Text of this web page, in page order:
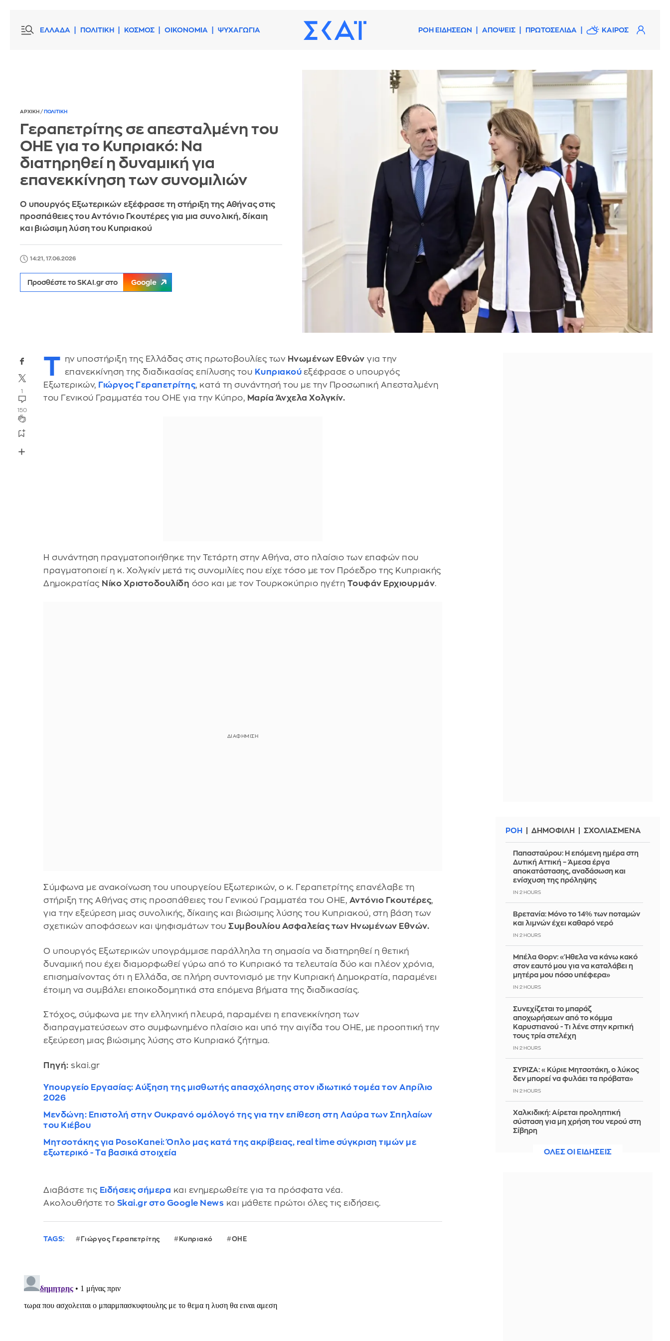
ΕΛΛΑΔΑ ΠΟΛΙΤΙΚΗ ΚΟΣΜΟΣ ΟΙΚΟΝΟΜΙΑ ΨΥΧΑΓΩΓΙΑ ΡΟΗ ΕΙΔΗΣΕΩΝ ΑΠΟΨΕΙΣ ΠΡΩΤΟΣΕΛΙΔΑ ΚΑΙΡΟΣ
ΑΡΧΙΚΗ / ΠΟΛΙΤΙΚΗ
Γεραπετρίτης σε απεσταλμένη του
ΟΗΕ για το Κυπριακό: Να
διατηρηθεί η δυναμική για
επανεκκίνηση των συνομιλιών
Ο υπουργός Εξωτερικών εξέφρασε τη στήριξη της Αθήνας στις
προσπάθειες του Αντόνιο Γκουτέρες για μια συνολική, δίκαιη
και βιώσιμη λύση του Κυπριακού
14:21, 17.06.2026
Προσθέστε το SKAI.gr στο Google
1
150
Τ ην υποστήριξη της Ελλάδας στις πρωτοβουλίες των Ηνωμένων Εθνών για την
επανεκκίνηση της διαδικασίας επίλυσης του Κυπριακού εξέφρασε ο υπουργός
Εξωτερικών, Γιώργος Γεραπετρίτης, κατά τη συνάντησή του με την Προσωπική Απεσταλμένη
του Γενικού Γραμματέα του ΟΗΕ για την Κύπρο, Μαρία Άνχελα Χολγκίν.
Η συνάντηση πραγματοποιήθηκε την Τετάρτη στην Αθήνα, στο πλαίσιο των επαφών που
πραγματοποιεί η κ. Χολγκίν μετά τις συνομιλίες που είχε τόσο με τον Πρόεδρο της Κυπριακής
Δημοκρατίας Νίκο Χριστοδουλίδη όσο και με τον Τουρκοκύπριο ηγέτη Τουφάν Ερχιουρμάν.
Σύμφωνα με ανακοίνωση του υπουργείου Εξωτερικών, ο κ. Γεραπετρίτης επανέλαβε τη
στήριξη της Αθήνας στις προσπάθειες του Γενικού Γραμματέα του ΟΗΕ, Αντόνιο Γκουτέρες,
για την εξεύρεση μιας συνολικής, δίκαιης και βιώσιμης λύσης του Κυπριακού, στη βάση των
σχετικών αποφάσεων και ψηφισμάτων τουΣυμβουλίου Ασφαλείας των Ηνωμένων Εθνών.
Ο υπουργός Εξωτερικών υπογράμμισε παράλληλα τη σημασία να διατηρηθεί η θετική
δυναμική που έχει διαμορφωθεί γύρω από το Κυπριακό τα τελευταία δύο και πλέον χρόνια,
επισημαίνοντας ότι η Ελλάδα, σε πλήρη συντονισμό με την Κυπριακή Δημοκρατία, παραμένει
έτοιμη να συμβάλει εποικοδομητικά στα επόμενα βήματα της διαδικασίας.
Στόχος, σύμφωνα με την ελληνική πλευρά, παραμένει η επανεκκίνηση των
διαπραγματεύσεων στο συμφωνημένο πλαίσιο και υπό την αιγίδα του ΟΗΕ, με προοπτική την
εξεύρεση μιας βιώσιμης λύσης στο Κυπριακό ζήτημα.
Πηγή: skai.gr
Υπουργείο Εργασίας: Αύξηση της μισθωτής απασχόλησης στον ιδιωτικό τομέα τον Απρίλιο
2026
Μενδώνη: Επιστολή στην Ουκρανό ομόλογό της για την επίθεση στη Λαύρα των Σπηλαίων
του Κιέβου
Μητσοτάκης για PosoKanei: Όπλο μας κατά της ακρίβειας, real time σύγκριση τιμών με
εξωτερικό - Τα βασικά στοιχεία
Διαβάστε τις Ειδήσεις σήμερα και ενημερωθείτε για τα πρόσφατα νέα.
Ακολουθήστε το Skai.gr στο Google News και μάθετε πρώτοι όλες τις ειδήσεις.
TAGS: Γιώργος Γεραπετρίτης Κυπριακό ΟΗΕ
ΡΟΗ ΔΗΜΟΦΙΛΗ ΣΧΟΛΙΑΣΜΕΝΑ
Παπασταύρου: Η επόμενη ημέρα στη
Δυτική Αττική – Άμεσα έργα
αποκατάστασης, αναδάσωση και
ενίσχυση της πρόληψης
IN 2 HOURS
Βρετανία: Μόνο το 14% των ποταμών
και λιμνών έχει καθαρό νερό
IN 2 HOURS
Μπέλα Θορν: «Ήθελα να κάνω κακό
στον εαυτό μου για να καταλάβει η
μητέρα μου πόσο υπέφερα»
IN 2 HOURS
Συνεχίζεται το μπαράζ
αποχωρήσεων από το κόμμα
Καρυστιανού - Τι λένε στην κριτική
τους τρία στελέχη
IN 2 HOURS
ΣΥΡΙΖΑ: «Κύριε Μητσοτάκη, ο λύκος
δεν μπορεί να φυλάει τα πρόβατα»
IN 2 HOURS
Χαλκιδική: Αίρεται προληπτική
σύσταση για μη χρήση του νερού στη
Σίβηρη
ΟΛΕΣ ΟΙ ΕΙΔΗΣΕΙΣ